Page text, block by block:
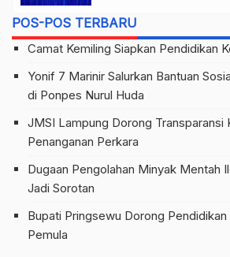
POS-POS TERBARU
Camat Kemiling Siapkan Pendidikan
Yonif 7 Marinir Salurkan Bantuan
di Ponpes Nurul Huda
JMSI Lampung Dorong Transparansi
Penanganan Perkara
Dugaan Pengolahan Minyak Mentah
Jadi Sorotan
Bupati Pringsewu Dorong
Pemula